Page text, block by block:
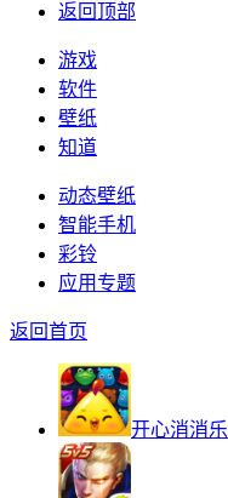
返回顶部
游戏
软件
壁纸
知道
动态壁纸
智能手机
彩铃
应用专题
返回首页
开心消消乐